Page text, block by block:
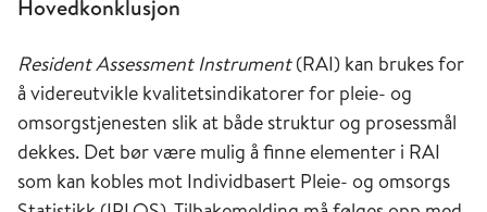
Hovedkonklusjon
Resident Assessment Instrument(RAI) kan brukes for
å videreutvikle kvalitetsindikatorer for pleie- og
omsorgstjenesten slik at både struktur og prosessmål
dekkes. Det bør være mulig å finne elementer i RAI
som kan kobles mot Individbasert Pleie- og omsorgs